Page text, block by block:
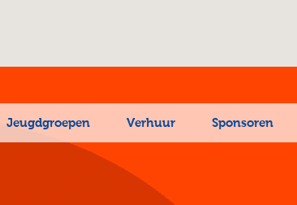
Jeugdgroepen Verhuur Sponsoren